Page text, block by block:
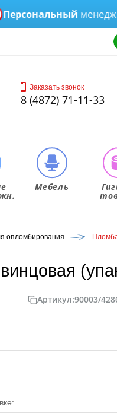
менеджер
Заказать звонок
8 (4872) 71-11-33
Мебель
опломбирования
Артикул:90003/